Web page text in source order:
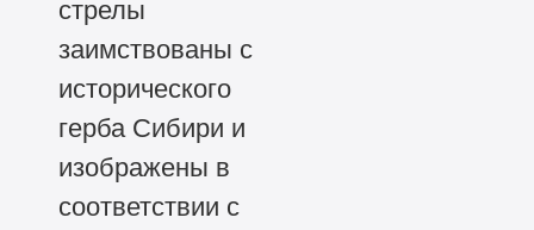
стрелы
заимствованы с
исторического
герба Сибири и
изображены в
соответствии с